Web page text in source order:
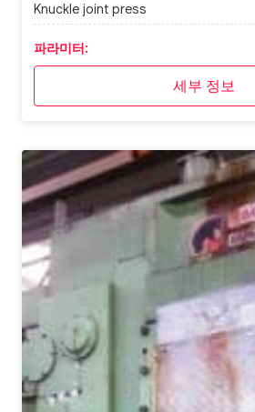
Knuckle joint press
파라미터:
세부 정보